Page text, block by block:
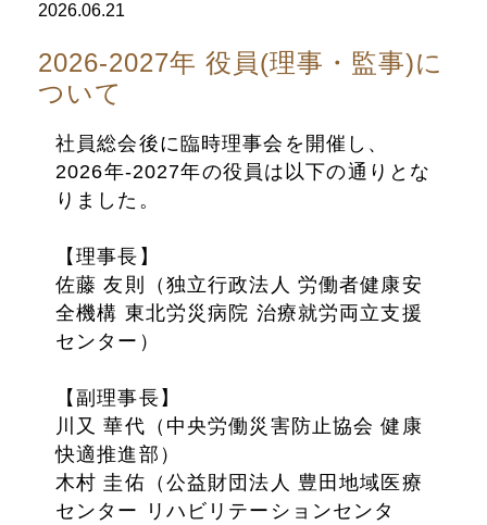
2026.06.21
2026-2027年 役員(理事・監事)に
ついて
社員総会後に臨時理事会を開催し、
2026年-2027年の役員は以下の通りとな
りました。
【理事長】
佐藤 友則（独立行政法人 労働者健康安
全機構 東北労災病院 治療就労両立支援
センター）
【副理事長】
川又 華代（中央労働災害防止協会 健康
快適推進部）
木村 圭佑（公益財団法人 豊田地域医療
センター リハビリテーションセンタ